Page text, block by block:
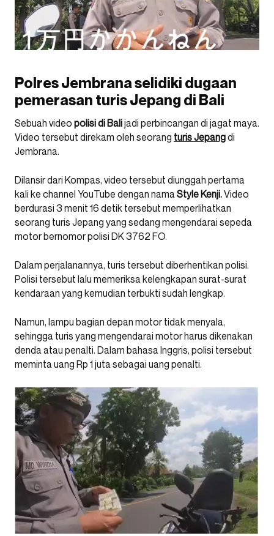
Polres Jembrana selidiki dugaan
pemerasan turis Jepang di Bali
Sebuah video polisi di Balijadi perbincangan di jagat maya.
Video tersebut direkam oleh seorang turis Jepangdi
Jembrana.
Dilansir dari Kompas, video tersebut diunggah pertama
kali ke channel YouTube dengan namaStyle Kenji.Video
berdurasi 3 menit 16 detik tersebut memperlihatkan
seorang turis Jepang yang sedang mengendarai sepeda
motor bernomor polisi DK 3762 FO.
Dalam perjalanannya, turis tersebut diberhentikan polisi.
Polisi tersebut lalu memeriksa kelengkapan surat-surat
kendaraan yang kemudian terbukti sudah lengkap.
Namun, lampu bagian depan motor tidak menyala,
sehingga turis yang mengendarai motor harus dikenakan
denda atau penalti. Dalam bahasa Inggris, polisi tersebut
meminta uang Rp 1 juta sebagai uang penalti.